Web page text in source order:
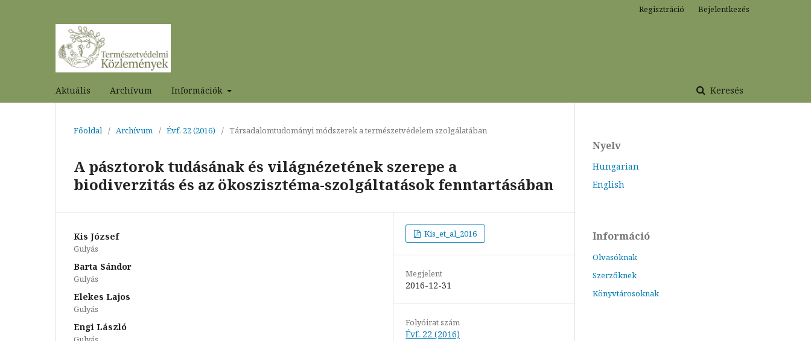
Aktuális Archívum Információk Keresés
Regisztráció Bejelentkezés
Főoldal / Archívum / Évf. 22 (2016) / Társadalomtudományi módszerek a természetvédelem szolgálatában
A pásztorok tudásának és világnézetének szerepe a
biodiverzitás és az ökoszisztéma-szolgáltatások fenntartásában
Kis József
Gulyás
Barta Sándor
Gulyás
Elekes Lajos
Gulyás
Engi László
Kis_et_al_2016
Megjelent
2016-12-31
Folyóirat szám
Évf. 22 (2016)
Nyelv
Hungarian
English
Információ
Olvasóknak
Szerzőknek
Könyvtárosoknak